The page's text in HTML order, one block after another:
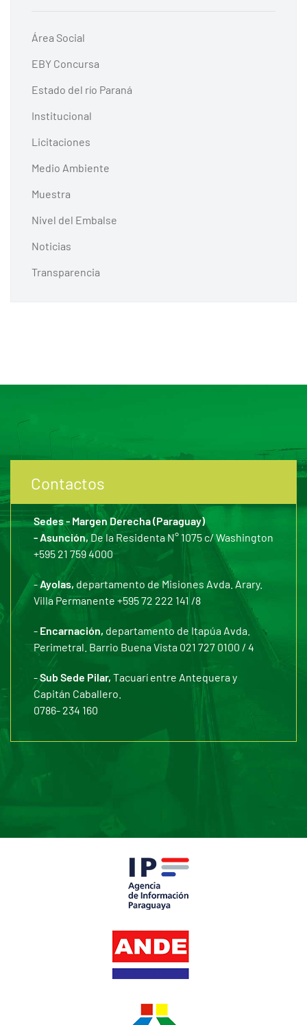
Área Social
EBY Concursa
Estado del río Paraná
Institucional
Licitaciones
Medio Ambiente
Muestra
Nivel del Embalse
Noticias
Transparencia
Contactos
Sedes - Margen Derecha (Paraguay)
- Asunción,De la Residenta N° 1075 c/ Washington
+595 21 759 4000
-Ayolas, departamento de Misiones Avda. Arary.
Villa Permanente +595 72 222 141 /8
- Encarnación, departamento de Itapúa Avda.
Perimetral. Barrio Buena Vista 021 727 0100 / 4
-Sub Sede Pilar, Tacuarí entre Antequera y
Capitán Caballero.
0786- 234 160